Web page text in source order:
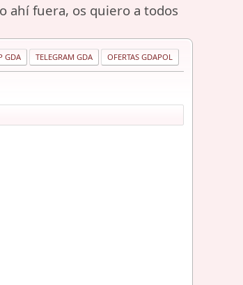
ahí fuera, os quiero a todos
GDA TELEGRAM GDA OFERTAS GDAPOL